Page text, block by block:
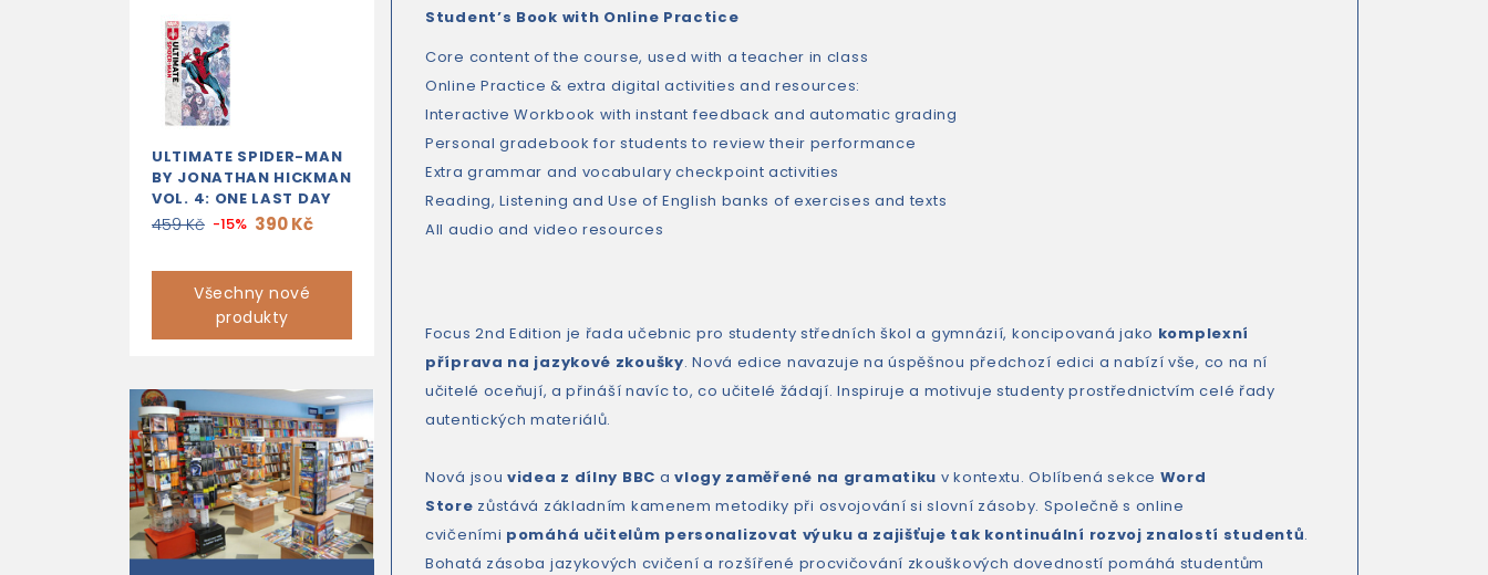
ULTIMATE SPIDER-MAN
BY JONATHAN HICKMAN
VOL. 4: ONE LAST DAY
459 Kč -15% 390 Kč
Všechny nové
produkty
Student’s Book with Online Practice
Core content of the course, used with a teacher in class
Online Practice & extra digital activities and resources:
Interactive Workbook with instant feedback and automatic grading
Personal gradebook for students to review their performance
Extra grammar and vocabulary checkpoint activities
Reading, Listening and Use of English banks of exercises and texts
All audio and video resources
Focus 2nd Edition je řada učebnic pro studenty středních škol a gymnázií, koncipovaná jako komplexní
příprava na jazykové zkoušky. Nová edice navazuje na úspěšnou předchozí edici a nabízívše, co na ní
učitelé oceňují, a přináší navíc to, co učitelé žádají. Inspiruje a motivuje studenty prostřednictvím celé řady
autentických materiálů.
Nová jsouvidea z dílny BBC avlogy zaměřené na gramatiku v kontextu. Oblíbená sekce Word
Store zůstává základním kamenem metodiky při osvojování si slovní zásoby. Společně s online
cvičeními pomáhá učitelům personalizovat výuku a zajišťuje tak kontinuální rozvoj znalostí studentů.
Bohatá zásoba jazykových cvičení a rozšířené procvičování zkouškových dovedností pomáhá studentům